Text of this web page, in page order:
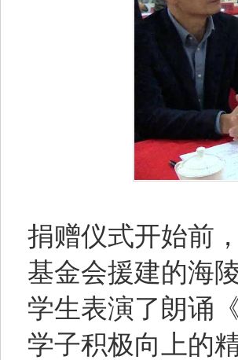
捐赠仪式开始前
基金会援建的海
学生表演了朗诵
学子积极向上的